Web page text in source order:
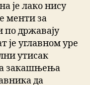
је лако нису
менти за
по државају
је углавном уре
утисак
закашњења
да